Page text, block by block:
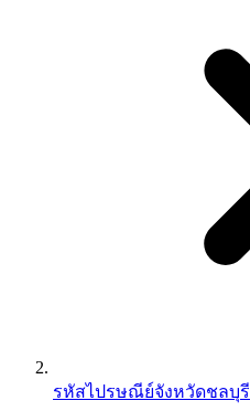
รหัสไปรษณีย์จังหวัดชลบุรี